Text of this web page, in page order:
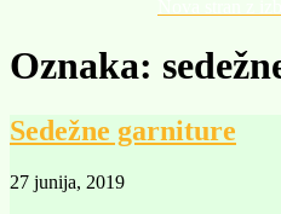
Oznaka:
Sedežne garniture
27 junija, 2019